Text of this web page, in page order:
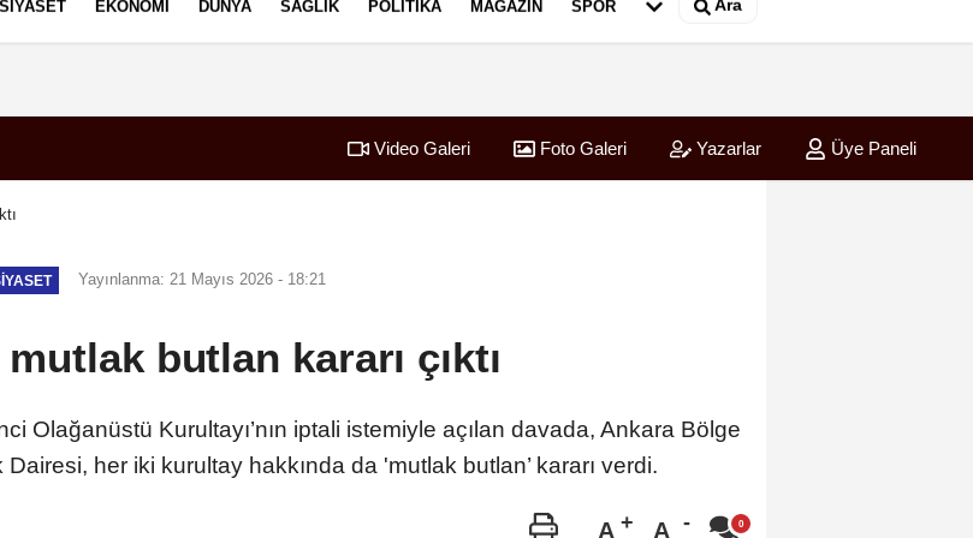
SIYASET EKONOMI DÜNYA SAĞLIK POLITIKA MAGAZIN SPOR Ara
Borç patladı icra fırladı
Video Galeri Foto Galeri Yazarlar Üye Paneli
Yayınlanma: 21 Mayıs 2026 - 18:21
butlan kararı çıktı
Olağanüstü Kurultayı’nın iptali istemiyle açılan davada, Ankara Bölge
her iki kurultay hakkında da 'mutlak butlan’ kararı verdi.
A A